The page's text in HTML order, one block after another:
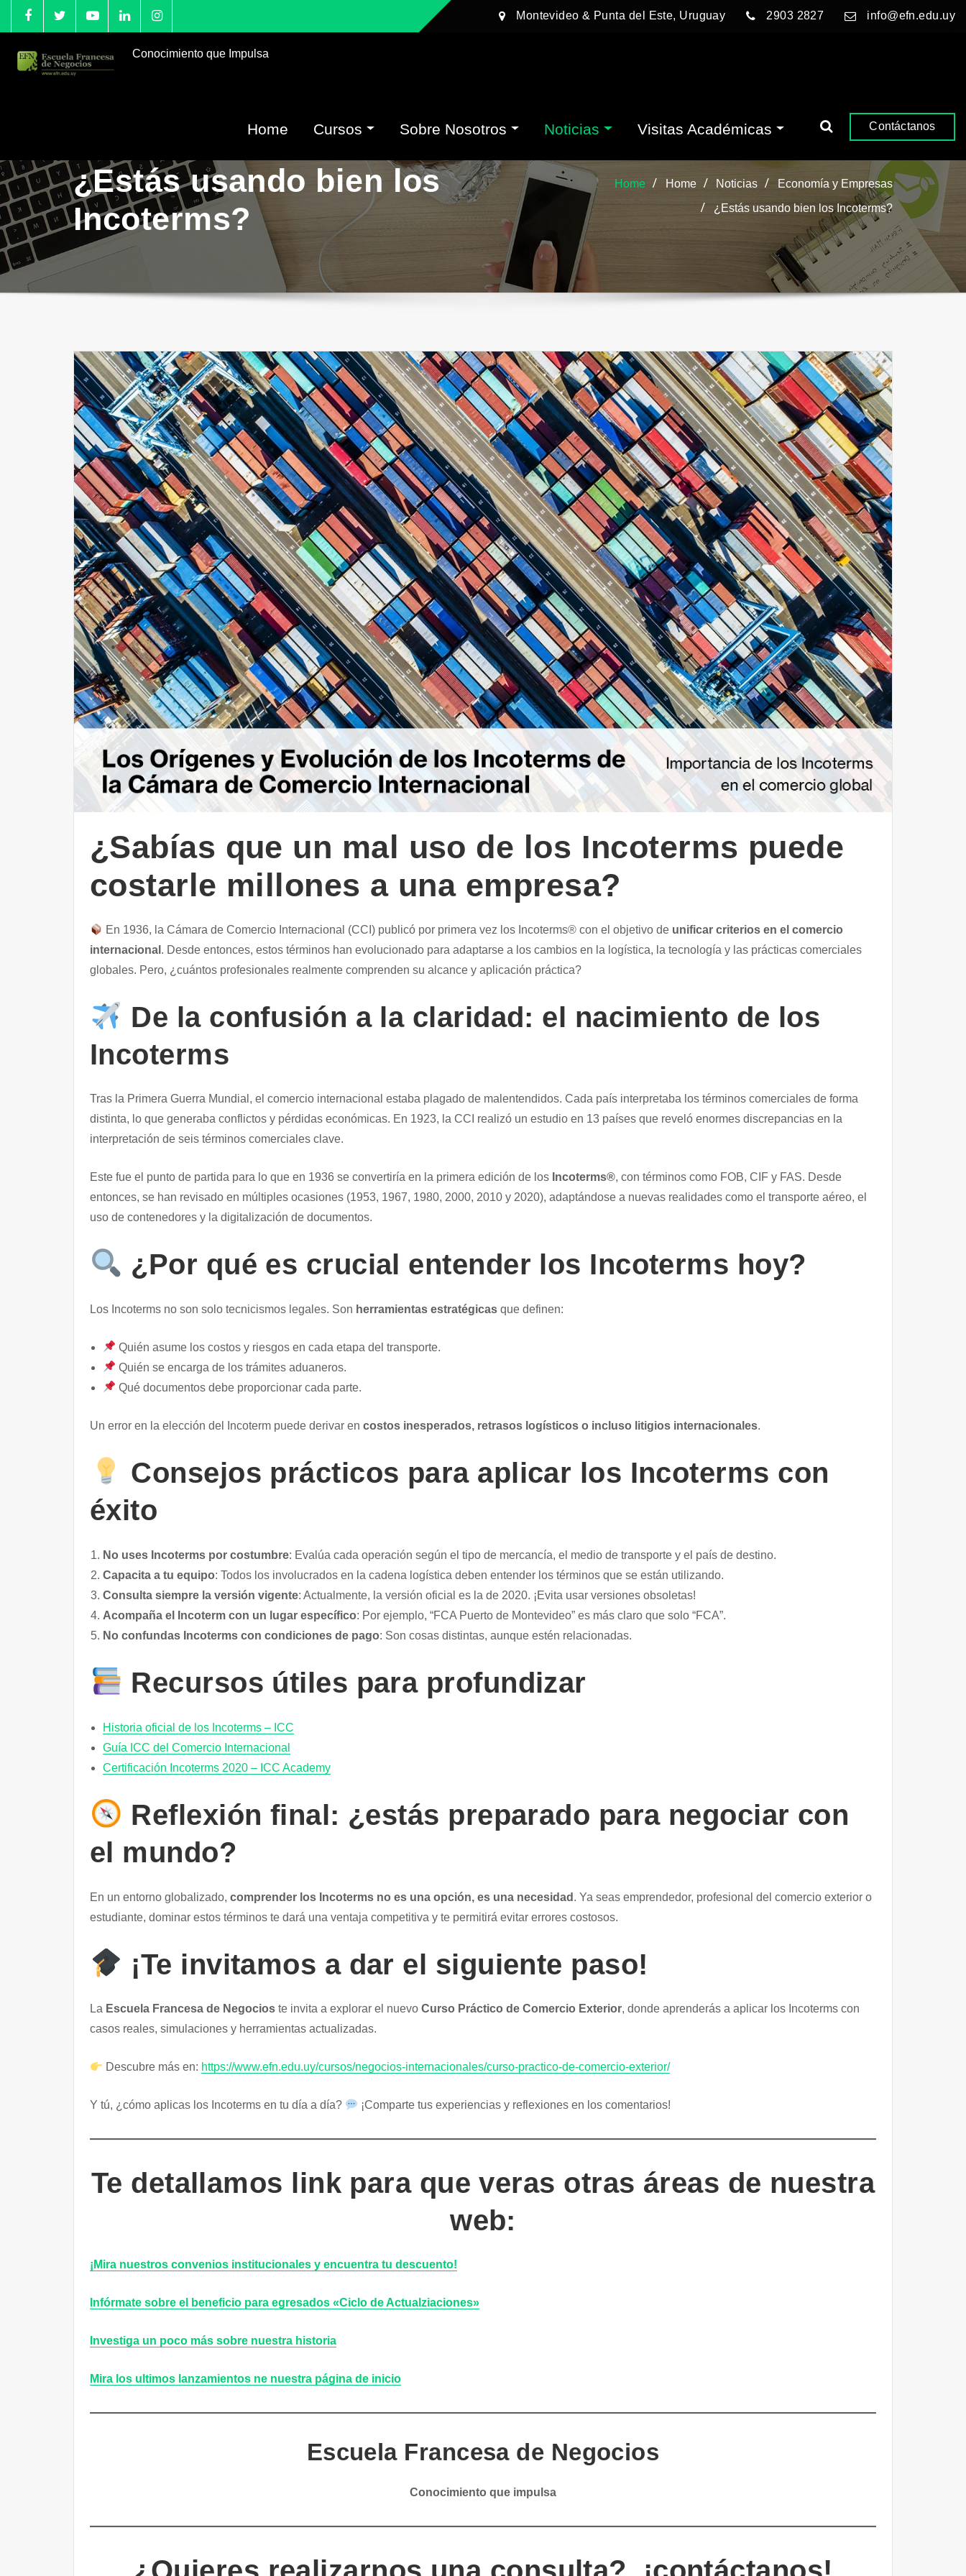
Montevideo & Punta del Este, Uruguay 2903 2827 info@efn.edu.uy
Conocimiento que Impulsa
Home Cursos Sobre Nosotros Noticias Visitas Académicas Contáctanos
¿Estás usando bien los
Incoterms?
Home Home Noticias
Economía y Empresas
¿Estás usando bien los Incoterms?
¿Sabías que un mal uso de los Incoterms puede
costarle millones a una empresa?
En 1936, la Cámara de Comercio Internacional (CCI) publicó por primera vez los Incoterms® con el objetivo de unificar criterios en el comercio
internacional . Desde entonces, estos términos han evolucionado para adaptarse a los cambios en la logística, la tecnología y las prácticas comerciales
globales. Pero, ¿cuántos profesionales realmente comprenden su alcance y aplicación práctica?
De la confusión a la claridad: el nacimiento de los
Incoterms
Tras la Primera Guerra Mundial, el comercio internacional estaba plagado de malentendidos. Cada país interpretaba los términos comerciales de forma
distinta, lo que generaba conflictos y pérdidas económicas. En 1923, la CCI realizó un estudio en 13 países que reveló enormes discrepancias en la
interpretación de seis términos comerciales clave.
Este fue el punto de partida para lo que en 1936 se convertiría en la primera edición de los Incoterms®, con términos como FOB, CIF y FAS. Desde
entonces, se han revisado en múltiples ocasiones (1953, 1967, 1980, 2000, 2010 y 2020), adaptándose a nuevas realidades como el transporte aéreo, el
uso de contenedores y la digitalización de documentos.
¿Por qué es crucial entender los Incoterms hoy?
Los Incoterms no son solo tecnicismos legales. Son herramientas estratégicas que definen:
Quién asume los costos y riesgos en cada etapa del transporte.
Quién se encarga de los trámites aduaneros.
Qué documentos debe proporcionar cada parte.
Un error en la elección del Incoterm puede derivar en costos inesperados, retrasos logísticos o incluso litigios internacionales.
Consejos prácticos para aplicar los Incoterms con
éxito
No uses Incoterms por costumbre: Evalúa cada operación según el tipo de mercancía, el medio de transporte y el país de destino.
Capacita a tu equipo: Todos los involucrados en la cadena logística deben entender los términos que se están utilizando.
Consulta siempre la versión vigente: Actualmente, la versión oficial es la de 2020. ¡Evita usar versiones obsoletas!
Acompaña el Incoterm con un lugar específico: Por ejemplo, “FCA Puerto de Montevideo” es más claro que solo “FCA”.
No confundas Incoterms con condiciones de pago: Son cosas distintas, aunque estén relacionadas.
Recursos útiles para profundizar
Historia oficial de los Incoterms – ICC
Guía ICC del Comercio Internacional
Certificación Incoterms 2020 – ICC Academy
Reflexión final: ¿estás preparado para negociar con
el mundo?
En un entorno globalizado, comprender los Incoterms no es una opción, es una necesidad . Ya seas emprendedor, profesional del comercio exterior o
estudiante, dominar estos términos te dará una ventaja competitiva y te permitirá evitar errores costosos.
¡Te invitamos a dar el siguiente paso!
La Escuela Francesa de Negocios te invita a explorar el nuevo Curso Práctico de Comercio Exterior, donde aprenderás a aplicar los Incoterms con
casos reales, simulaciones y herramientas actualizadas.
Descubre más en: https://www.efn.edu.uy/cursos/negocios-internacionales/curso-practico-de-comercio-exterior/
Y tú, ¿cómo aplicas los Incoterms en tu día a día? ¡Comparte tus experiencias y reflexiones en los comentarios!
Te detallamos link para que veras otras áreas de nuestra
web:
¡Mira nuestros convenios institucionales y encuentra tu descuento!
Infórmate sobre el beneficio para egresados «Ciclo de Actualziaciones»
Investiga un poco más sobre nuestra historia
Mira los ultimos lanzamientos ne nuestra página de inicio
Escuela Francesa de Negocios
Conocimiento que impulsa